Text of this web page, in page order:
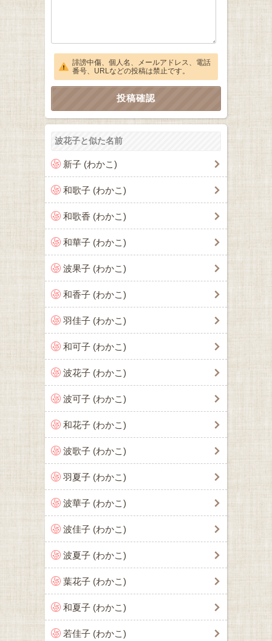
誹謗中傷、個人名、メールアドレス、電話
番号、URLなどの投稿は禁止です。
波花子と似た名前
新子 (わかこ)
和歌子 (わかこ)
和歌香 (わかこ)
和華子 (わかこ)
波果子 (わかこ)
和香子 (わかこ)
羽佳子 (わかこ)
和可子 (わかこ)
波花子 (わかこ)
波可子 (わかこ)
和花子 (わかこ)
波歌子 (わかこ)
羽夏子 (わかこ)
波華子 (わかこ)
波佳子 (わかこ)
波夏子 (わかこ)
葉花子 (わかこ)
和夏子 (わかこ)
若佳子 (わかこ)